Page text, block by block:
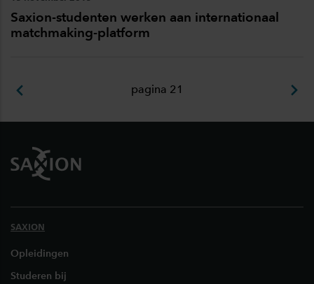
Saxion-studenten werken aan internationaal
matchmaking-platform
pagina 21
SAXION
Opleidingen
Studeren bij